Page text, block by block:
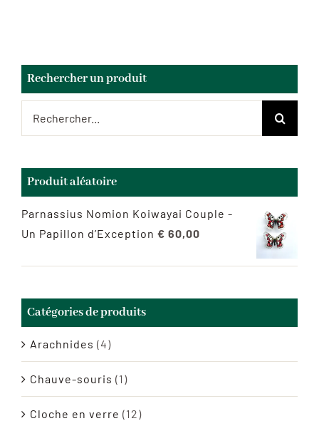
Rechercher un produit
Produit aléatoire
Parnassius Nomion Koiwayai Couple -
Un Papillon d’Exception € 60,00
Catégories de produits
Arachnides (4)
Chauve-souris (1)
Cloche en verre (12)